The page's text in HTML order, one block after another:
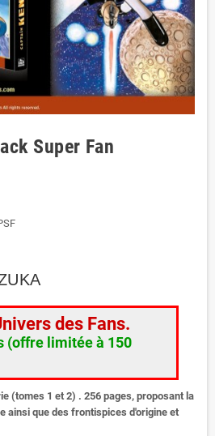
Super Fan
des Fans.
(offre limitée à 150
(tomes 1 et 2) . 256 pages, proposant la
ainsi que des frontispices d'origine et